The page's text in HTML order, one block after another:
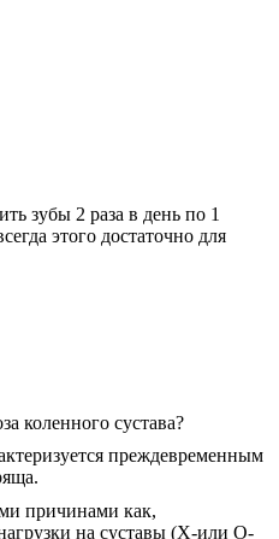
зубы 2 раза в день по 1
этого достаточно для
коленного сустава?
преждевременным
причинами как,
на суставы (Х-или О-